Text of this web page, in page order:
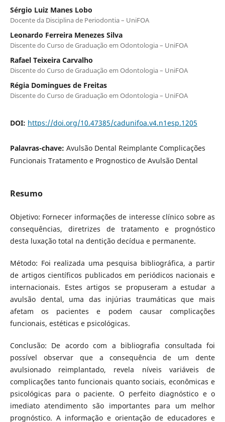
Sérgio Luiz Manes Lobo
Docente da Disciplina de Periodontia – UniFOA
Leonardo Ferreira Menezes Silva
Discente do Curso de Graduação em Odontologia – UniFOA
Rafael Teixeira Carvalho
Discente do Curso de Graduação em Odontologia – UniFOA
Régia Domingues de Freitas
Discente do Curso de Graduação em Odontologia – UniFOA
DOI: https://doi.org/10.47385/cadunifoa.v4.n1esp.1205
Palavras-chave: Avulsão Dental Reimplante Complicações
Funcionais Tratamento e Prognostico de Avulsão Dental
Resumo
Objetivo: Fornecer informações de interesse clínico sobre as
consequências, diretrizes de tratamento e prognóstico
desta luxação total na dentição decídua e permanente.
Método: Foi realizada uma pesquisa bibliográfica, a partir
de artigos científicos publicados em periódicos nacionais e
internacionais. Estes artigos se propuseram a estudar a
avulsão dental, uma das injúrias traumáticas que mais
afetam os pacientes e podem causar complicações
funcionais, estéticas e psicológicas.
Conclusão: De acordo com a bibliografia consultada foi
possível observar que a consequência de um dente
avulsionado reimplantado, revela níveis variáveis de
complicações tanto funcionais quanto sociais, econômicas e
psicológicas para o paciente. O perfeito diagnóstico e o
imediato atendimento são importantes para um melhor
prognóstico. A informação e orientação de educadores e